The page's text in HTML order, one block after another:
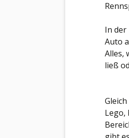
In der
Auto
Alles,
ließ
Lego,